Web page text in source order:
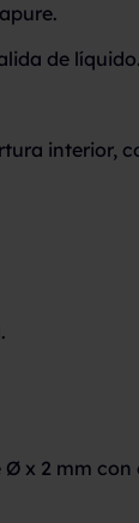
de líquido.
interior,
x 2 mm con